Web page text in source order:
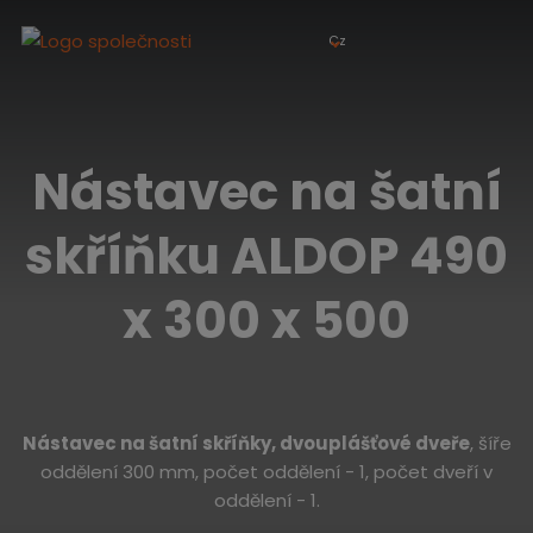
Cz
Nástavec na šatní
skříňku ALDOP 490
x 300 x 500
Nástavec na šatní skříňky, dvouplášťové dveře, šíře
oddělení 300 mm, počet oddělení - 1, počet dveří v
oddělení - 1.